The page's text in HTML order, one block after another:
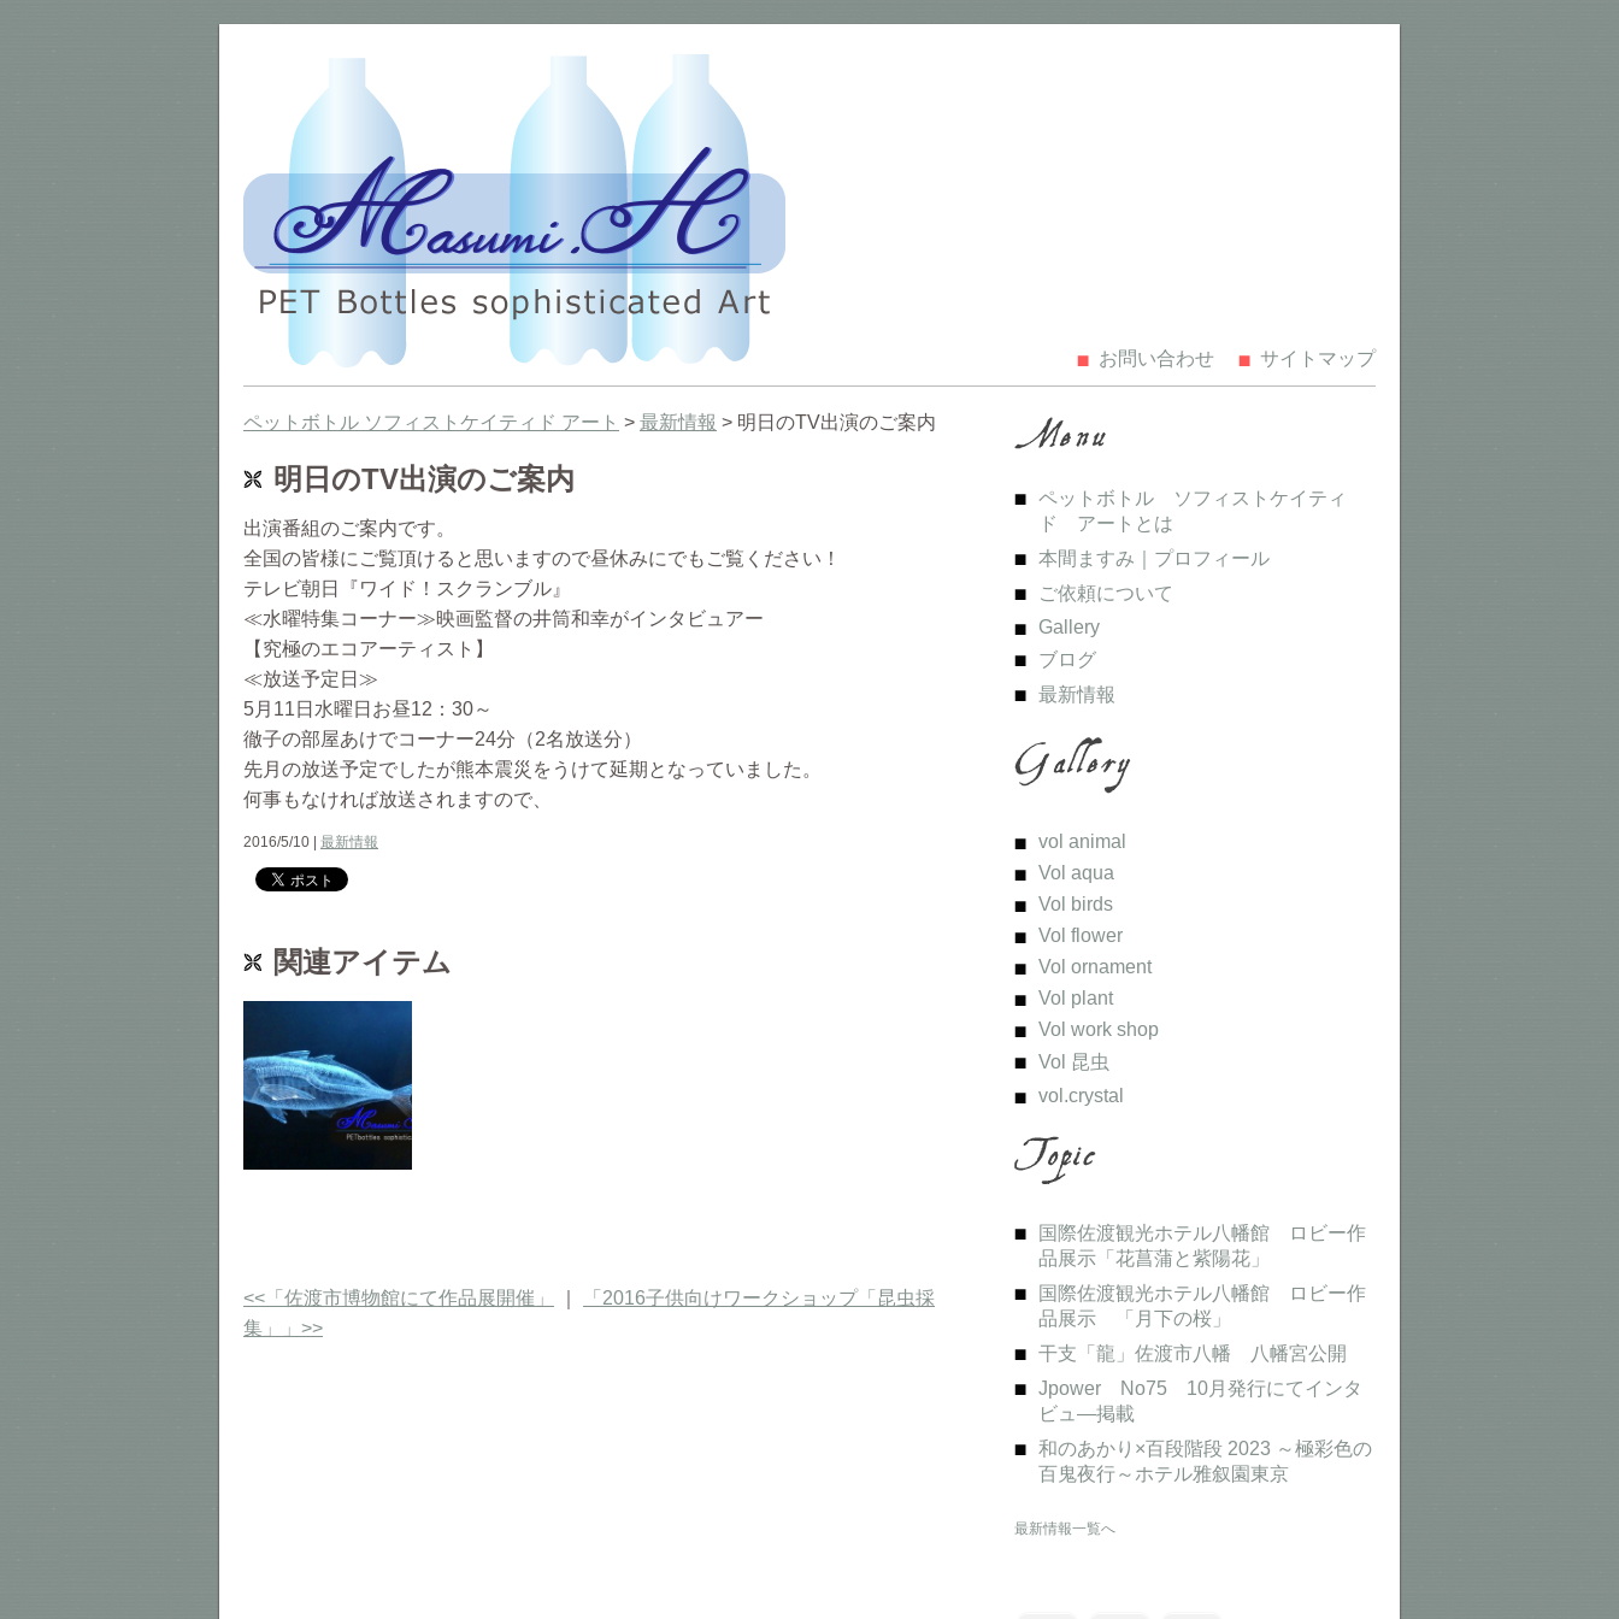
お問い合わせ サイトマップ
ペットボトル ソフィストケイティド アート > 最新情報 > 明日のTV出演のご案内
明日のTV出演のご案内
出演番組のご案内です。
全国の皆様にご覧頂けると思いますので昼休みにでもご覧ください！
テレビ朝日『ワイド！スクランブル』
≪水曜特集コーナー≫映画監督の井筒和幸がインタビュアー
【究極のエコアーティスト】
≪放送予定日≫
5月11日水曜日お昼12：30～
徹子の部屋あけでコーナー24分（2名放送分）
先月の放送予定でしたが熊本震災をうけて延期となっていました。
何事もなければ放送されますので、
2016/5/10 | 最新情報
関連アイテム
<<「佐渡市博物館にて作品展開催」
「2016子供向けワークショップ「昆虫採
集」」>>
ペットボトル ソフィストケイティ
ド アートとは
本間ますみ｜プロフィール
ご依頼について
Gallery
ブログ
最新情報
vol animal
Vol aqua
Vol birds
Vol flower
Vol ornament
Vol plant
Vol work shop
Vol 昆虫
vol.crystal
国際佐渡観光ホテル八幡館 ロビー作
品展示「花菖蒲と紫陽花」
国際佐渡観光ホテル八幡館 ロビー作
品展示 「月下の桜」
干支「龍」佐渡市八幡 八幡宮公開
Jpower No75 10月発行にてインタ
ビュ―掲載
和のあかり×百段階段 2023 ～極彩色の
百鬼夜行～ホテル雅叙園東京
最新情報一覧へ